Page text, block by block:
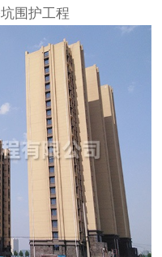
围护工程